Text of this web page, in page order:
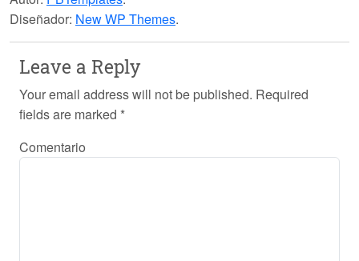
Diseñador: New WP Themes.
Leave a Reply
Your email address will not be published. Required
fields are marked *
Comentario